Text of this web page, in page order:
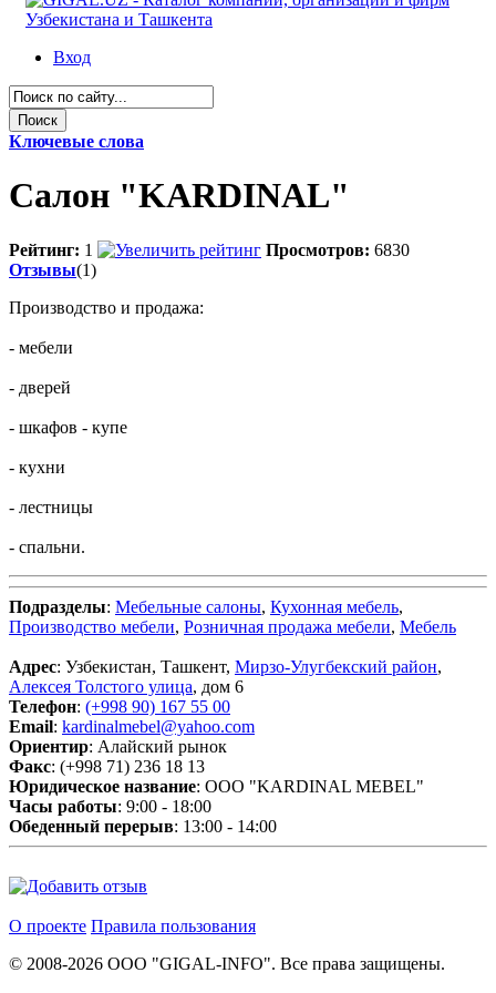
Вход
Ключевые слова
Салон "KARDINAL"
Рейтинг: 1 Просмотров: 6830
Отзывы(1)
Производство и продажа:
- мебели
- дверей
- шкафов - купе
- кухни
- лестницы
- спальни.
Подразделы: Мебельные салоны, Кухонная мебель,
Производство мебели, Розничная продажа мебели, Мебель
Адрес: Узбекистан, Ташкент, Мирзо-Улугбекский район,
Алексея Толстого улица, дом 6
Телефон: (+998 90) 167 55 00
Email: kardinalmebel@yahoo.com
Ориентир: Алайский рынок
Факс: (+998 71) 236 18 13
Юридическое название: ООО "KARDINAL MEBEL"
Часы работы: 9:00 - 18:00
Обеденный перерыв: 13:00 - 14:00
О проекте Правила пользования
© 2008-2026 ООО "GIGAL-INFO". Все права защищены.